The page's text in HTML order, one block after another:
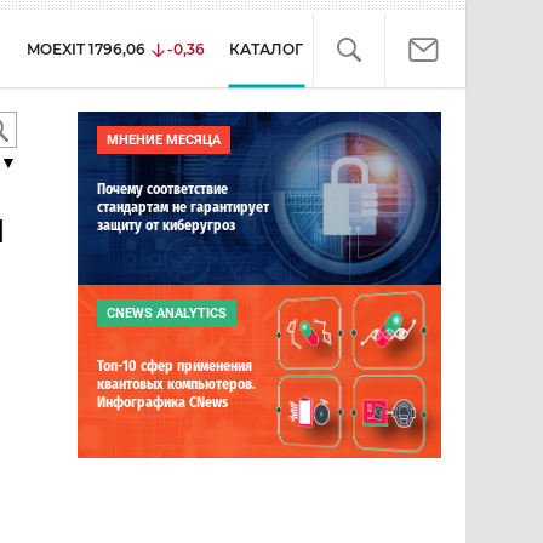
MOEXIT 1796,06 -0,36 КАТАЛОГ
▼
МНЕНИЕ МЕСЯЦА
Почему соответствие
стандартам не гарантирует
защиту от киберугроз
CNEWS ANALYTICS
Топ-10 сфер применения
квантовых компьютеров.
Инфографика CNews